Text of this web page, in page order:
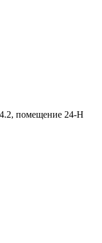
помещение 24-Н